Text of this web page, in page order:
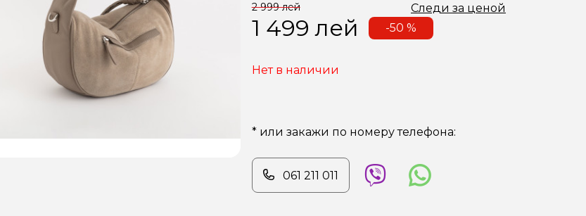
2 999 лей Следи за ценой
1 499лей -50 %
Нет в наличии
* или закажи по номеру телефона:
061 211 011